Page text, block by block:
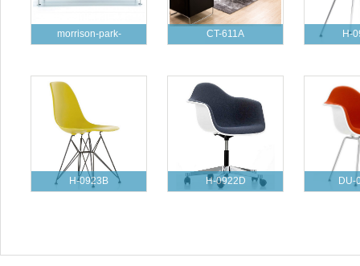
morrison-park- CT-611A H-
H-0923B H-0922D DU-